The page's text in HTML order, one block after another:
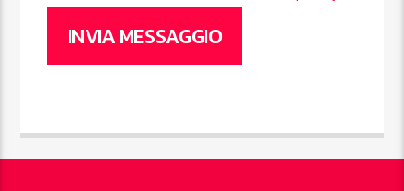
INVIA MESSAGGIO